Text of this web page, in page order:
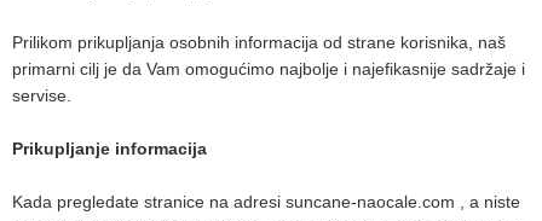
Prilikom prikupljanja osobnih informacija od strane korisnika, naš
primarni cilj je da Vam omogućimo najbolje i najefikasnije sadržaje i
servise.
Prikupljanje informacija
Kada pregledate stranice na adresi suncane-naocale.com , a niste